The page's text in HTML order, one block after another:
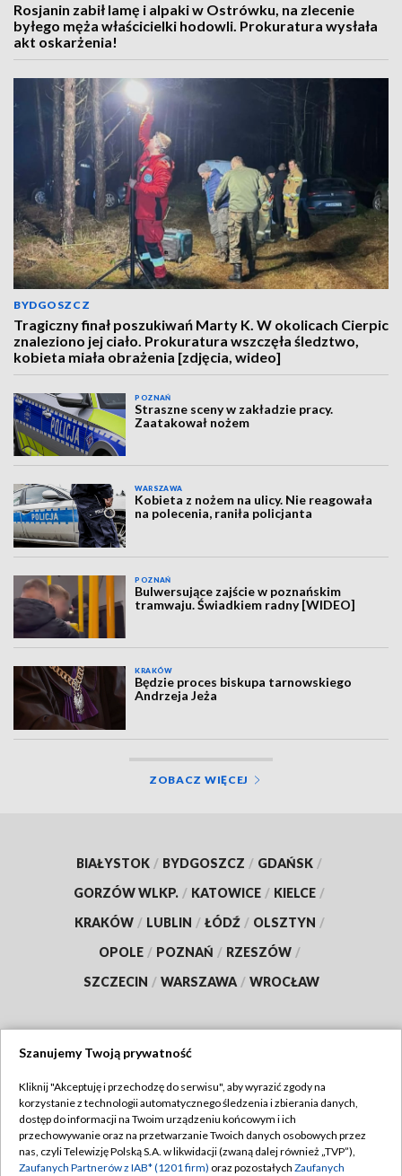
Rosjanin zabił lamę i alpaki w Ostrówku, na zlecenie
byłego męża właścicielki hodowli. Prokuratura wysłała
akt oskarżenia!
BYDGOSZCZ
Tragiczny finał poszukiwań Marty K. W okolicach Cierpic
znaleziono jej ciało. Prokuratura wszczęła śledztwo,
kobieta miała obrażenia [zdjęcia, wideo]
POZNAŃ
Straszne sceny w zakładzie pracy.
Zaatakował nożem
WARSZAWA
Kobieta z nożem na ulicy. Nie reagowała
na polecenia, raniła policjanta
POZNAŃ
Bulwersujące zajście w poznańskim
tramwaju. Świadkiem radny [WIDEO]
KRAKÓW
Będzie proces biskupa tarnowskiego
Andrzeja Jeża
ZOBACZ WIĘCEJ
BIAŁYSTOK / BYDGOSZCZ / GDAŃSK /
GORZÓW WLKP. / KATOWICE / KIELCE /
KRAKÓW / LUBLIN / ŁÓDŹ / OLSZTYN /
OPOLE / POZNAŃ / RZESZÓW /
SZCZECIN / WARSZAWA / WROCŁAW
TVP
Abonament TVP
Emisja w TVP
Regulamin TVP
Polityka prywatności
Szanujemy Twoją prywatność
Kliknij "Akceptuję i przechodzę do serwisu", aby wyrazić zgody na
korzystanie z technologii automatycznego śledzenia i zbierania danych,
dostęp do informacji na Twoim urządzeniu końcowym i ich
przechowywanie oraz na przetwarzanie Twoich danych osobowych przez
nas, czyli Telewizję Polską S.A. w likwidacji (zwaną dalej również „TVP”),
Zaufanych Partnerów z IAB* (1201 firm) oraz pozostałych Zaufanych